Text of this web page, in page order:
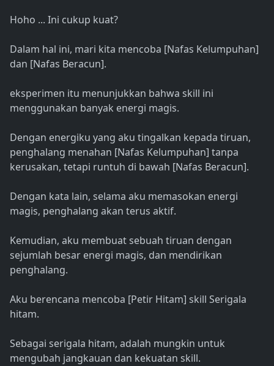
Hoho ... Ini cukup kuat?
Dalam hal ini, mari kita mencoba [Nafas Kelumpuhan]
dan [Nafas Beracun].
eksperimen itu menunjukkan bahwa skill ini
menggunakan banyak energi magis.
Dengan energiku yang aku tingalkan kepada tiruan,
penghalang menahan [Nafas Kelumpuhan] tanpa
kerusakan, tetapi runtuh di bawah [Nafas Beracun].
Dengan kata lain, selama aku memasokan energi
magis, penghalang akan terus aktif.
Kemudian, aku membuat sebuah tiruan dengan
sejumlah besar energi magis, dan mendirikan
penghalang.
Aku berencana mencoba [Petir Hitam] skill Serigala
hitam.
Sebagai serigala hitam, adalah mungkin untuk
mengubah jangkauan dan kekuatan skill.